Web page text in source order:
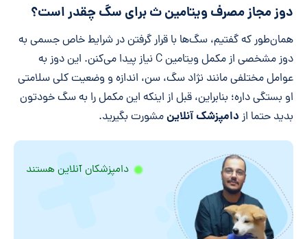
دوز مجاز مصرف ویتامین ث برای سگ چقدر است؟
همان‌طور که گفتیم، سگ‌ها با قرار گرفتن در شرایط خاص جسمی به
دوز مشخصی از مکمل ویتامین C نیاز پیدا می‌کنن. این دوز به
عوامل مختلفی مانند نژاد سگ، سن، اندازه و وضعیت کلی سلامتی
او بستگی داره؛ بنابراین، قبل از اینکه این مکمل را به سگ خودتون
بدید حتما از دامپزشک آنلاینمشورت بگیرید.
دامپزشکان آنلاین هستند